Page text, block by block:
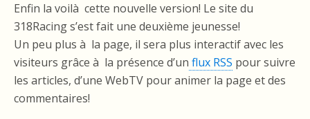
Enfin la voilà cette nouvelle version! Le site du
318Racing s’est fait une deuxième jeunesse!
Un peu plus à la page, il sera plus interactif avec les
visiteurs grâce à la présence d’un flux RSS pour suivre
les articles, d’une WebTV pour animer la page et des
commentaires!